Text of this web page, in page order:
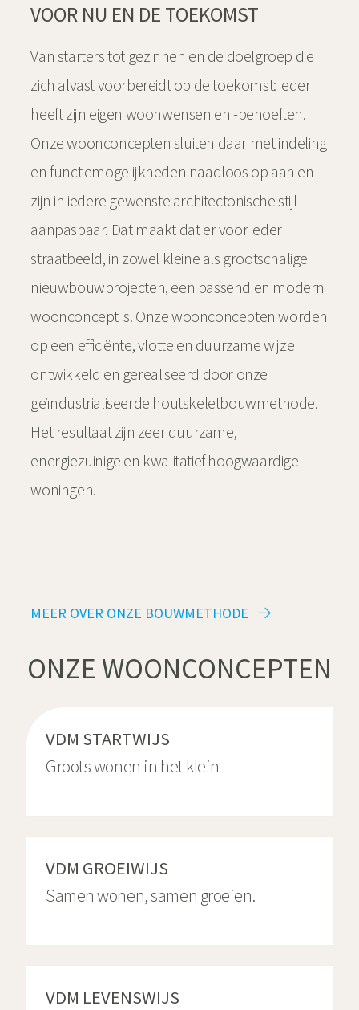
VOOR NU EN DE TOEKOMST
Van starters tot gezinnen en de doelgroep die
zich alvast voorbereidt op de toekomst: ieder
heeft zijn eigen woonwensen en -behoeften.
Onze woonconcepten sluiten daar met indeling
en functiemogelijkheden naadloos op aan en
zijn in iedere gewenste architectonische stijl
aanpasbaar. Dat maakt dat er voor ieder
straatbeeld, in zowel kleine als grootschalige
nieuwbouwprojecten, een passend en modern
woonconcept is. Onze woonconcepten worden
op een efficiënte, vlotte en duurzame wijze
ontwikkeld en gerealiseerd door onze
geïndustrialiseerde houtskeletbouwmethode.
Het resultaat zijn zeer duurzame,
energiezuinige en kwalitatief hoogwaardige
woningen.
MEER OVER ONZE BOUWMETHODE
ONZE WOONCONCEPTEN
VDM STARTWIJS
Groots wonen in het klein
VDM GROEIWIJS
Samen wonen, samen groeien.
VDM LEVENSWIJS